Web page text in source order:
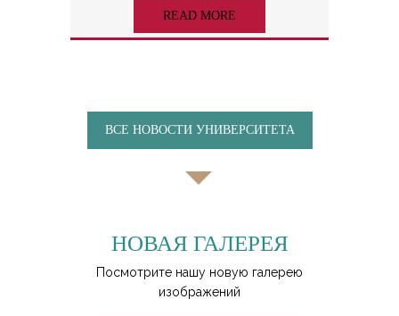
READ MORE
ВСЕ НОВОСТИ УНИВЕРСИТЕТА
НОВАЯ ГАЛЕРЕЯ
Посмотрите нашу новую галерею
изображений